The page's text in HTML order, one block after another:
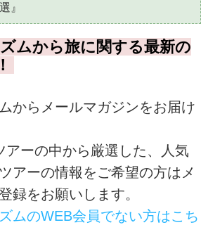
』
外 の記事一覧 -
仲間が広がる、旅
ー、海外ツアーへ
出かけましょう。
東、中部・北陸、
近畿、四国、九
州、ヨーロッパ、
アジア、オセアニ
ア、アメリカ、カ
ラブツーリズムの
ムから旅に関する最新の
からメールマガジンをお届け
アーの中から厳選した、人気
アーの情報をご希望の方はメ
録をお願いします。
ムのWEB会員でない方はこち